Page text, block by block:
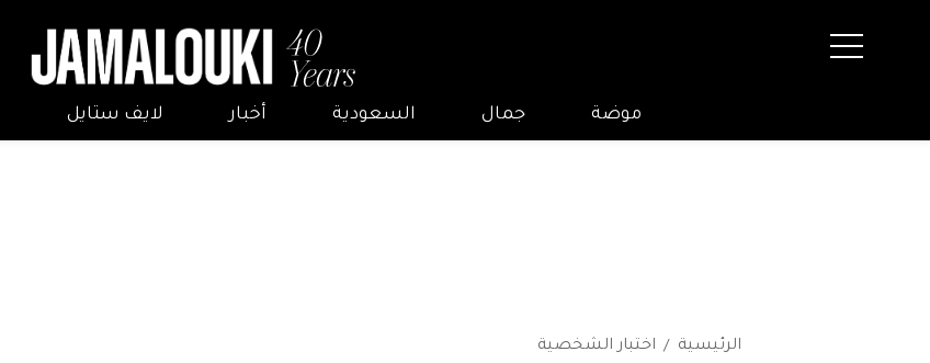
موضة جمال السعودية أخبار لايف ستايل
الرئيسية اختبار الشخصية